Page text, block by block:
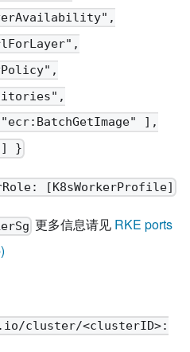
],
] }
[K8sWorkerProfile]
更多信息请见 RKE ports
cluster/<clusterID>: